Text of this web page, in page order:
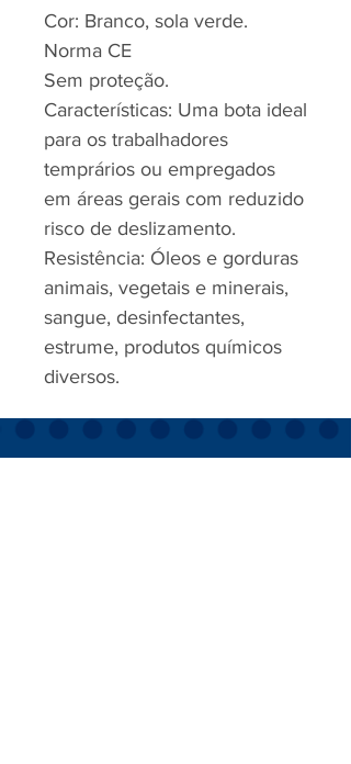
Cor: Branco, sola verde.
Norma CE
Sem proteção.
Características: Uma bota ideal
para os trabalhadores
temprários ou empregados
em áreas gerais com reduzido
risco de deslizamento.
Resistência: Óleos e gorduras
animais, vegetais e minerais,
sangue, desinfectantes,
estrume, produtos químicos
diversos.
RJP - CLEAN SOLUTION, LDA.